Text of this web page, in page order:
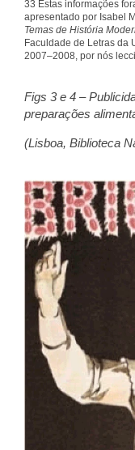
33 Estas informações
apresentado por Isabel
Temas de História
Faculdade de Letras da
2007–2008, por nós
Figs 3 e 4 –
preparações
(Lisboa, Biblioteca